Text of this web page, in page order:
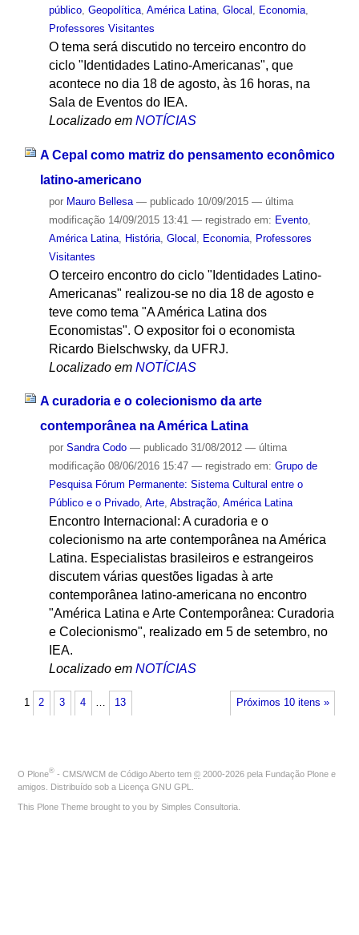
público, Geopolítica, América Latina, Glocal Economia,
Professores Visitantes
O tema será discutido no terceiro encontro do
ciclo "Identidades Latino-Americanas", que
acontece no dia 18 de agosto, às 16 horas, na
Sala de Eventos do IEA.
Localizado em NOTÍCIAS
A Cepal como matriz do pensamento econômico
latino-americano
por Mauro Bellesa — publicado10/09/2015 — última
modificação14/09/2015 13:41 — registrado em: Evento,
América Latina, História, Glocal Economia, Professores
Visitantes
O terceiro encontro do ciclo "Identidades Latino-
Americanas" realizou-se no dia 18 de agosto e
teve como tema "A América Latina dos
Economistas". O expositor foi o economista
Ricardo Bielschwsky, da UFRJ.
Localizado em NOTÍCIAS
A curadoria e o colecionismo da arte
contemporânea na América Latina
por Sandra Codo — publicado31/08/2012 — última
modificação08/06/2016 15:47 — registrado em: Grupo de
Pesquisa Fórum Permanente: Sistema Cultural entre o
Público e o Privado, Arte, Abstração, América Latina
Encontro Internacional: A curadoria e o
colecionismo na arte contemporânea na América
Latina. Especialistas brasileiros e estrangeiros
discutem várias questões ligadas à arte
contemporânea latino-americana no encontro
"América Latina e Arte Contemporânea: Curadoria
e Colecionismo", realizado em 5 de setembro, no
IEA.
Localizado em NOTÍCIAS
Próximos 10 itens »
1 2 3 4 … 13
O Plone® - CMS/WCM de Código Aberto tem © 2000-2026 pela Fundação Plone e
amigos. Distribuído sob a Licença GNU GPL
This Plone Theme brought to you by Simples Consultoria